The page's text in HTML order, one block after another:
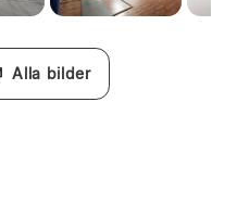
Alla bilder